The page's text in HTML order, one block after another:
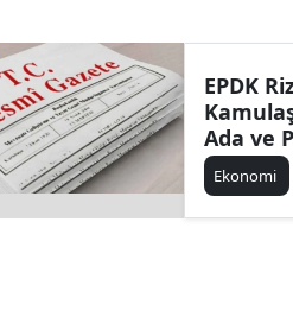
EPDK
Ada ve
Ekonomi